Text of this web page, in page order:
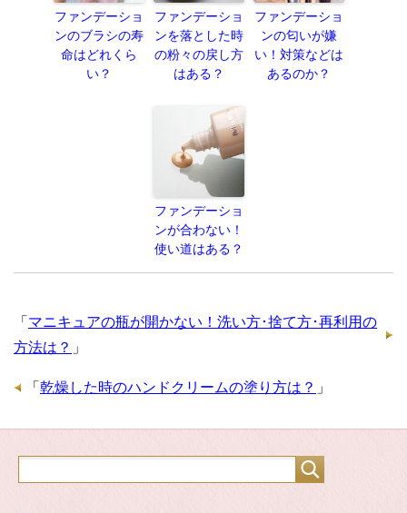
ファンデーショ
ンのブラシの寿
命はどれくら
い？
ファンデーショ
ンを落とした時
の粉々の戻し方
はある？
ファンデーショ
ンの匂いが嫌
い！対策などは
あるのか？
ファンデーショ
ンが合わない！
使い道はある？
「 マニキュアの瓶が開かない！洗い方･捨て方･再利用の
方法は？ 」
「 乾燥した時のハンドクリームの塗り方は？ 」